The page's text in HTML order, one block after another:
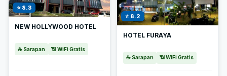
⭐ 8.3
NEW HOLLYWOOD HOTEL
☕ Sarapan 📶 WiFi Gratis
⭐ 8.2
HOTEL FURAYA
☕ Sarapan 📶 WiFi Gratis